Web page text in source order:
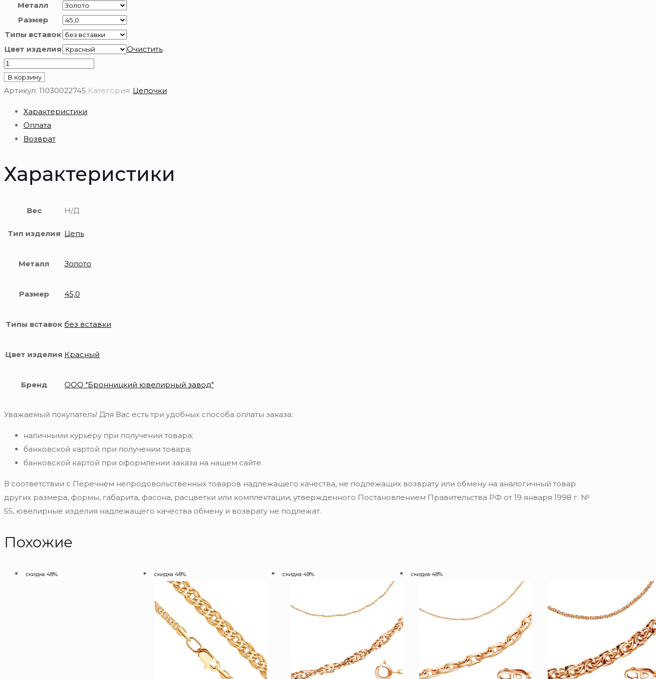
Металл
Размер
Типы вставок
Цвет изделия
Очистить
Количество
товара
Цепь
золота
пробы
В корзину
Артикул: 11030022745 Категория: Цепочки
Характеристики
Оплата
Возврат
Характеристики
Вес Н/Д
Тип изделия Цепь
Металл Золото
Размер 45,0
Типы вставок без вставки
Цвет изделия Красный
Бренд ООО "Бронницкий ювелирный завод"
Уважаемый покупатель! Для Вас есть три удобных способа оплаты заказа:
наличными курьеру при получении товара;
банковской картой при получении товара;
банковской картой при оформлении заказа на нашем сайте.
В соответствии с Перечнем непродовольственных товаров надлежащего качества, не подлежащих возврату или обмену на аналогичный товар
других размера, формы, габарита, фасона, расцветки или комплектации, утвержденного Постановлением Правительства РФ от 19 января 1998 г. №
55, ювелирные изделия надлежащего качества обмену и возврату не подлежат.
Похожие
скидка 48% скидка 48% скидка 48% скидка 48%